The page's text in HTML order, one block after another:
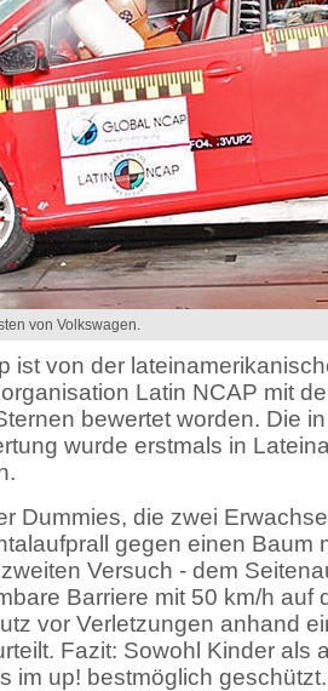
von Volkswagen.
ist von der
Latin NCAP mit
bewertet worden. Die
wurde erstmals in
Dummies, die zwei
gegen einen Baum
Versuch - dem
Barriere mit 50 km/h auf
vor Verletzungen anhand
Fazit: Sowohl Kinder als
im up! bestmöglich geschützt.